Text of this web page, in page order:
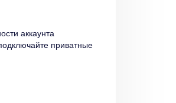
аккаунта
приватные